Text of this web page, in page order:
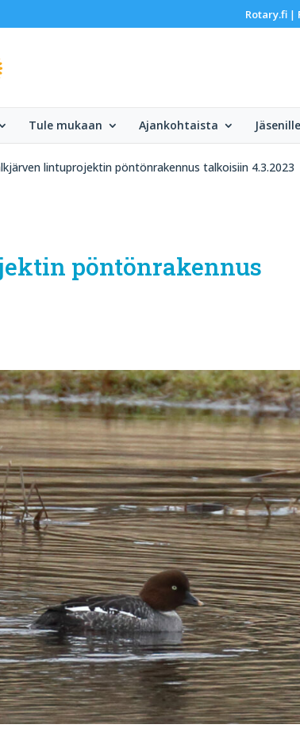
Rotary.fi|
Tule mukaan Ajankohtaista Jäsenille
lintuprojektin pöntönrakennus talkoisiin 4.3.2023
pöntönrakennus